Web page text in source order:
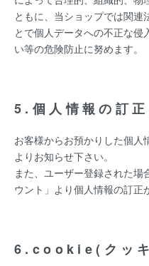
ともに、当ショップでは関連
とで個人データへの不正な侵
い等の危険防止に努めます。
5.個人情報の訂
お客様からお預かりした個
よりお知らせ下さい。
また、ユーザー登録された場
ウント」より個人情報の訂正
6.cookie(クッキ